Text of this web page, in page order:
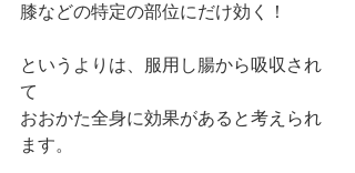
膝などの特定の部位にだけ効く！
というよりは、服用し腸から吸収され
て
おおかた全身に効果があると考えられ
ます。